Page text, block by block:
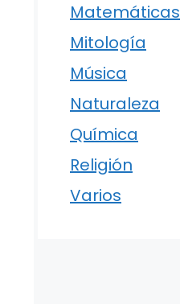
Matemáticas
Mitología
Música
Naturaleza
Química
Religión
Varios